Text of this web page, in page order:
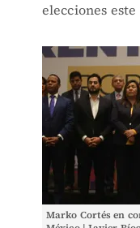
elecciones este
Marko Cortés en